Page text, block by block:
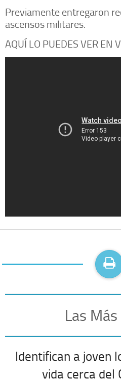
Previamente entregaron
ascensos militares.
AQUÍ LO PUEDES VER EN
Las
Identifican a joven
vida cerca del